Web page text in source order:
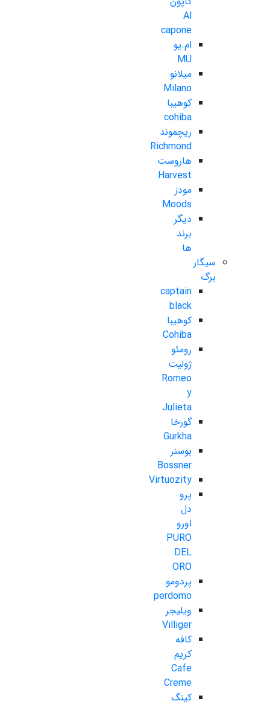
Al
capone
ام.یو
MU
میلانو
Milano
کوهیبا
cohiba
ریچموند
Richmond
هاروست
Harvest
مودز
Moods
دیگر
برند
ها
سیگار
برگ
captain
black
کوهیبا
Cohiba
رومئو
ژولیت
Romeo
y
Julieta
گورخا
Gurkha
بوسنر
Bossner
Virtuozity
پرو
دل
اورو
PURO
DEL
ORO
پردومو
perdomo
ویلیجر
Villiger
کافه
کریم
Cafe
Creme
کینگ